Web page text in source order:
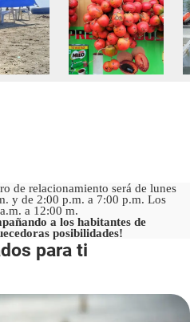
de relacionamiento será de lunes
y de 2:00 p.m. a 7:00 p.m. Los
a 12:00 m.
a los habitantes de
posibilidades!
para ti